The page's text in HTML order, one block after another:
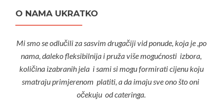
O NAMA UKRATKO
Mi smo se odlučili za sasvim drugačiji vid ponude, koja je ,po
nama, daleko fleksibilnija i pruža više mogućnosti izbora,
količina izabranih jela i sami si mogu formirati cijenu koju
smatraju primjerenom platiti, a da imaju sve ono što oni
očekuju od cateringa.